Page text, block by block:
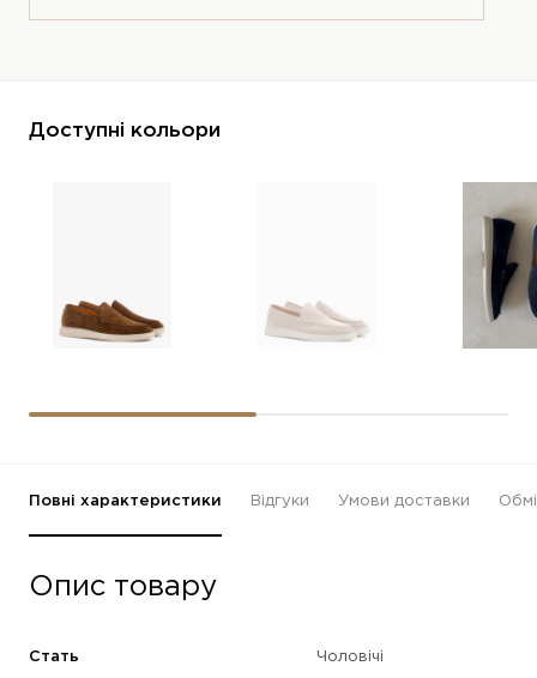
Доступні кольори
Повні характеристики Відгуки Умови доставки
Опис товару
Стать Чоловічі